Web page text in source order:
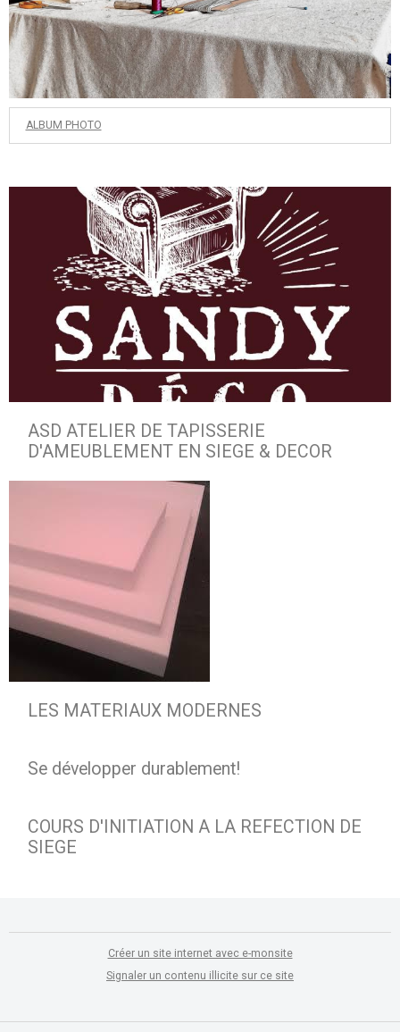
ALBUM PHOTO
ASD ATELIER DE TAPISSERIE
D'AMEUBLEMENT EN SIEGE & DECOR
LES MATERIAUX MODERNES
Se développer durablement!
COURS D'INITIATION A LA REFECTION DE
SIEGE
Créer un site internet avec e-monsite
Signaler un contenu illicite sur ce site